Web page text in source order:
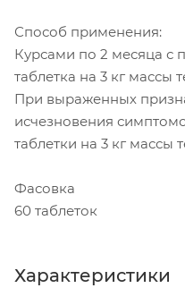
Способ применения:
Курсами по 2 месяца с
таблетка на 3 кг массы
При выраженных
исчезновения
таблетки на 3 кг массы
Фасовка
60 таблеток
Характеристики